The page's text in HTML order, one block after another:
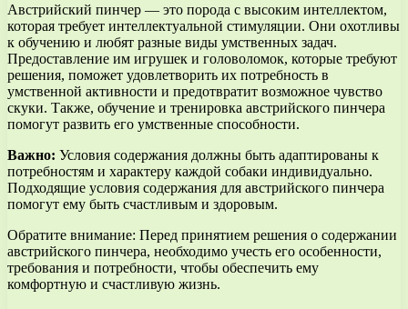
Австрийский пинчер — это порода с высоким интеллектом,
которая требует интеллектуальной стимуляции. Они охотливы
к обучению и любят разные виды умственных задач.
Предоставление им игрушек и головоломок, которые требуют
решения, поможет удовлетворить их потребность в
умственной активности и предотвратит возможное чувство
скуки. Также, обучение и тренировка австрийского пинчера
помогут развить его умственные способности.
Важно: Условия содержания должны быть адаптированы к
потребностям и характеру каждой собаки индивидуально.
Подходящие условия содержания для австрийского пинчера
помогут ему быть счастливым и здоровым.
Обратите внимание: Перед принятием решения о содержании
австрийского пинчера, необходимо учесть его особенности,
требования и потребности, чтобы обеспечить ему
комфортную и счастливую жизнь.